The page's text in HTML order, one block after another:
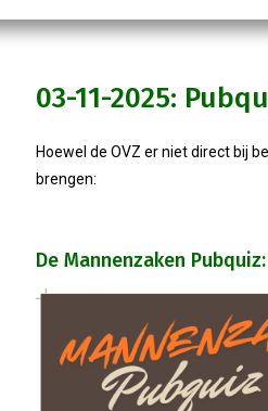
03-11-2025:
Hoewel de OVZ er niet direct bij
brengen:
De Mannenzaken Pubquiz: